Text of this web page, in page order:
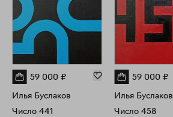
59 000 ₽
Илья Буслаков
Число 441
59 000 ₽
Илья Буслаков
Число 458